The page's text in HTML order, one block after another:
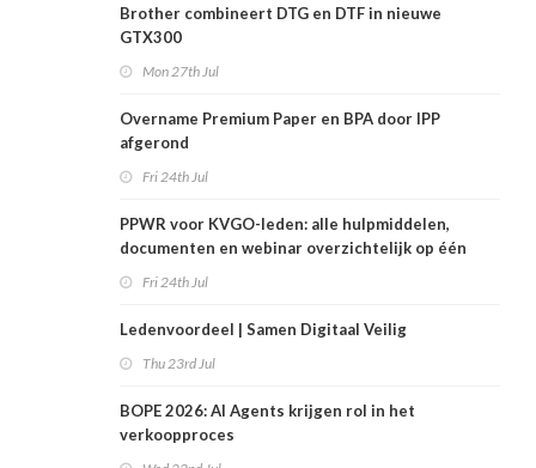
Brother combineert DTG en DTF in nieuwe
GTX300
Mon 27th Jul
Overname Premium Paper en BPA door IPP
afgerond
Fri 24th Jul
PPWR voor KVGO-leden: alle hulpmiddelen,
documenten en webinar overzichtelijk op één
Fri 24th Jul
Ledenvoordeel | Samen Digitaal Veilig
Thu 23rd Jul
BOPE 2026: AI Agents krijgen rol in het
verkoopproces